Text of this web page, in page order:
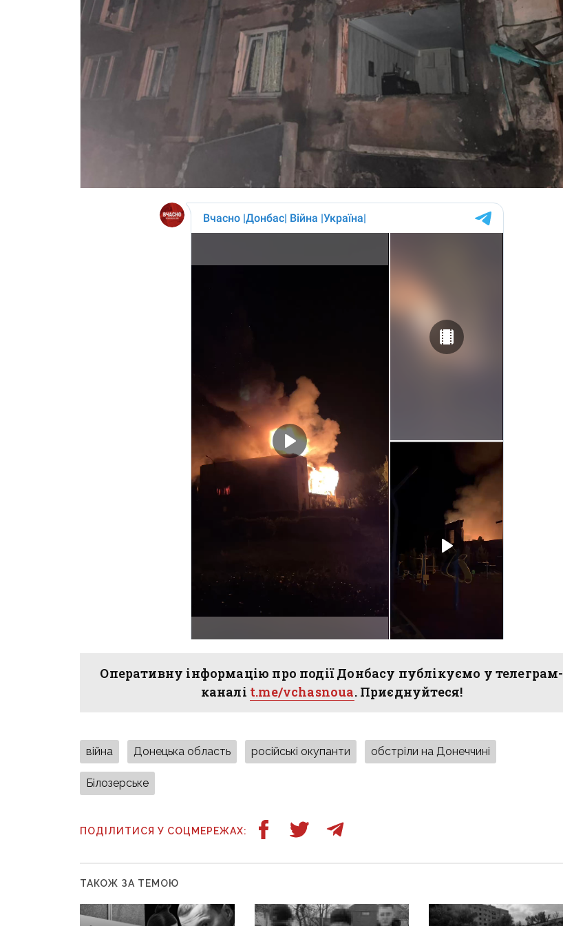
Оперативну інформацію про події Донбасу публікуємо у телеграм-
каналі t.me/vchasnoua. Приєднуйтеся!
війна Донецька область російські окупанти обстріли на Донеччині
Білозерське
ПОДІЛИТИСЯ У СОЦМЕРЕЖАХ:
ТАКОЖ ЗА ТЕМОЮ